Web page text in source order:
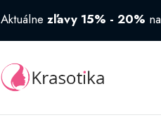
Aktuálne zľavy 15% - 20%